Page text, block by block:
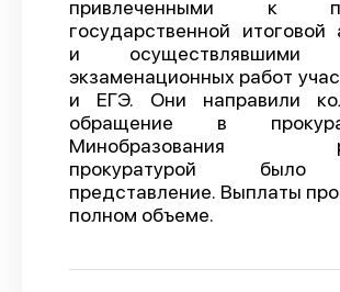
О проекте
Политика
привлеченными к
государственной итоговой
и осуществлявшими
экзаменационных работ
и ЕГЭ. Они направили
обращение в
Минобразования
прокуратурой было
представление. Выплаты
полном объеме.